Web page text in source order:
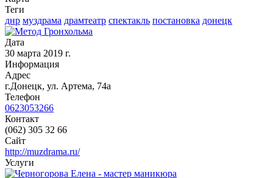
Теги
днр муздрама драмтеатр спектакль постановка донецк
Дата
30 марта 2019 г.
Информация
Адрес
г.Донецк, ул. Артема, 74а
Телефон
0623053266
Контакт
(062) 305 32 66
Сайт
http://muzdrama.ru/
Услуги